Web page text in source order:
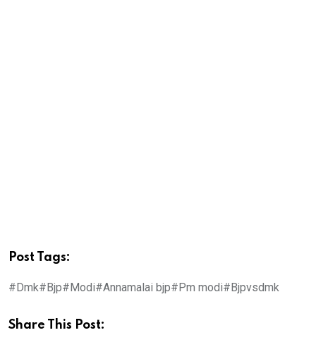
Post Tags:
#Dmk#Bjp#Modi#Annamalai bjp#Pm modi#Bjpvsdmk
Share This Post: